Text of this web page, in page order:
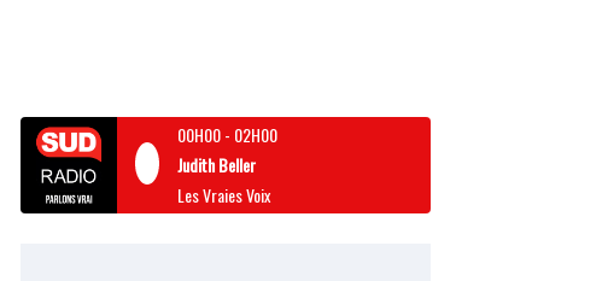
00H00- 02H00
Judith Beller
Les Vraies Voix